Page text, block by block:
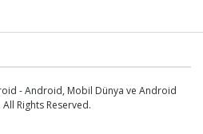
- Android, Mobil Dünya ve Android
Rights Reserved.